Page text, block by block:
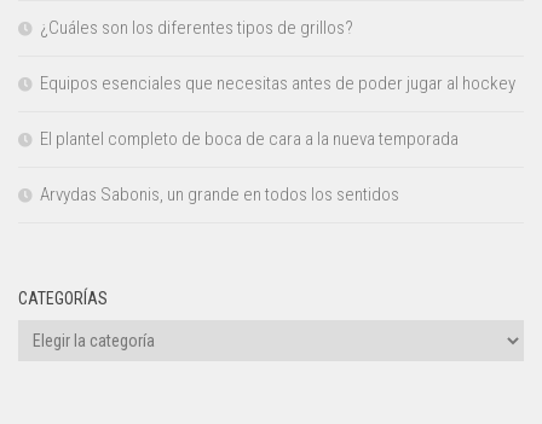
¿Cuáles son los diferentes tipos de grillos?
Equipos esenciales que necesitas antes de poder jugar al hockey
El plantel completo de boca de cara a la nueva temporada
Arvydas Sabonis, un grande en todos los sentidos
CATEGORÍAS
Categorías